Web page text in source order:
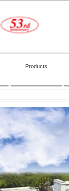
Products